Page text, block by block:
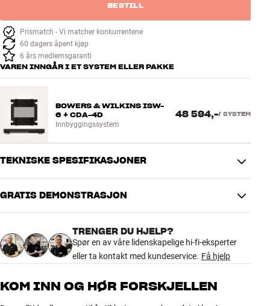
BESTILL
Prismatch - Vi matcher konkurrentene
60 dagers åpent kjøp
6 års medlemsgaranti
VAREN INNGÅR I ET SYSTEM ELLER PAKKE
BOWERS & WILKINS ISW-
6 + CDA-4D
Innbyggingssystem
48 594,-/ SYSTEM
TEKNISKE SPESIFIKASJONER
YTELSE
Forsterker
250 watt
Kabinettkonstruksjon
Lukket
Farge
Hvit
GRATIS DEMONSTRASJON
TRENGER DU HJELP?
Spør en av våre lidenskapelige hi-fi-eksperter
eller ta kontakt med kundeservice. Få hjelp
KOM INN OG HØR FORSKJELLEN